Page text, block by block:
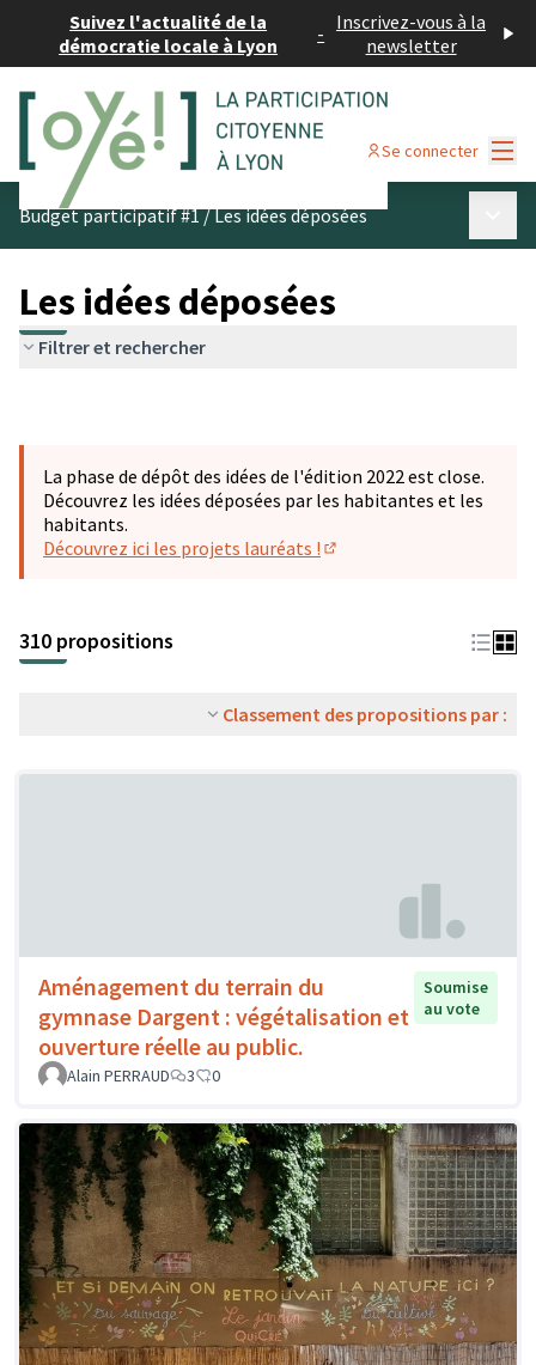
Suivez l'actualité de la
démocratie locale à Lyon
- Inscrivez-vous à la
newsletter
Se connecter
Budget participatif #1/Les idées déposées
Les idées déposées
Filtrer et rechercher
La phase de dépôt des idées de l'édition 2022 est close.
Découvrez les idées déposées par les habitantes et les
habitants.
Découvrez ici les projets lauréats !
310 propositions
Classement des propositions par :
Aménagement du terrain du
gymnase Dargent : végétalisation et
ouverture réelle au public.
Soumise
au vote
Alain PERRAUD 3 0